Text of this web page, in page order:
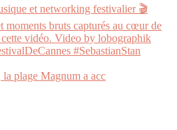
la plage Magnum a acc